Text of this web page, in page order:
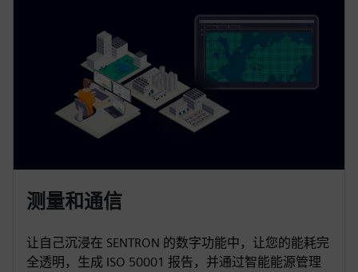
测量和通信
让自己沉浸在 SENTRON 的数字功能中，让您的能耗完
全透明，生成 ISO 50001 报告，并通过智能能源管理